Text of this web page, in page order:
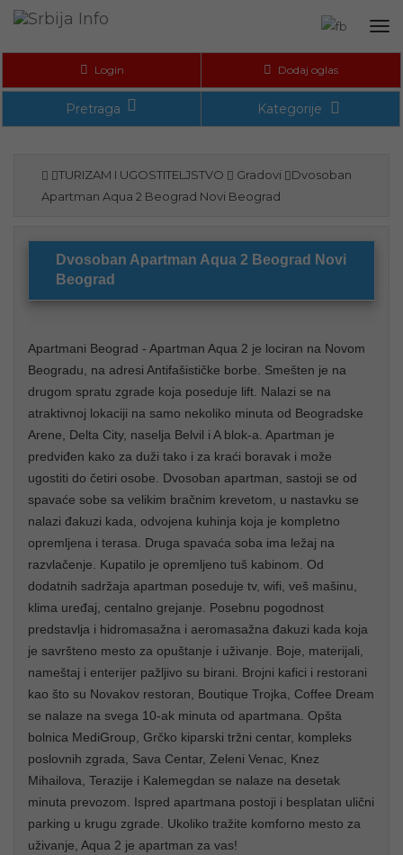
Login Dodaj oglas
Pretraga Kategorije
TURIZAM I UGOSTITELJSTVO Gradovi
Dvosoban
Apartman Aqua 2 Beograd Novi Beograd
Dvosoban Apartman Aqua 2 Beograd Novi
Beograd
Apartmani Beograd - Apartman Aqua 2 je lociran na Novom
Beogradu, na adresi Antifašističke borbe. Smešten je na
drugom spratu zgrade koja poseduje lift. Nalazi se na
atraktivnoj lokaciji na samo nekoliko minuta od Beogradske
Arene, Delta City, naselja Belvil i A blok-a. Apartman je
predviđen kako za duži tako i za kraći boravak i može
ugostiti do četiri osobe. Dvosoban apartman, sastoji se od
spavaće sobe sa velikim bračnim krevetom, u nastavku se
nalazi đakuzi kada, odvojena kuhinja koja je kompletno
opremljena i terasa. Druga spavaća soba ima ležaj na
razvlačenje. Kupatilo je opremljeno tuš kabinom. Od
dodatnih sadržaja apartman poseduje tv, wifi, veš mašinu,
klima uređaj, centalno grejanje. Posebnu pogodnost
predstavlja i hidromasažna i aeromasažna đakuzi kada koja
je savršteno mesto za opuštanje i uživanje. Boje, materijali,
nameštaj i enterijer pažljivo su birani. Brojni kafici i restorani
kao što su Novakov restoran, Boutique Trojka, Coffee Dream
se nalaze na svega 10-ak minuta od apartmana. Opšta
bolnica MediGroup, Grčko kiparski tržni centar, kompleks
poslovnih zgrada, Sava Centar, Zeleni Venac, Knez
Mihailova, Terazije i Kalemegdan se nalaze na desetak
minuta prevozom. Ispred apartmana postoji i besplatan ulični
parking u krugu zgrade. Ukoliko tražite komforno mesto za
uživanje, Aqua 2 je apartman za vas!